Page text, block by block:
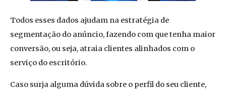
Todos esses dados ajudam na estratégia de
segmentação do anúncio, fazendo com que tenha maior
conversão, ou seja, atraia clientes alinhados com o
serviço do escritório.
Caso surja alguma dúvida sobre o perfil do seu cliente,